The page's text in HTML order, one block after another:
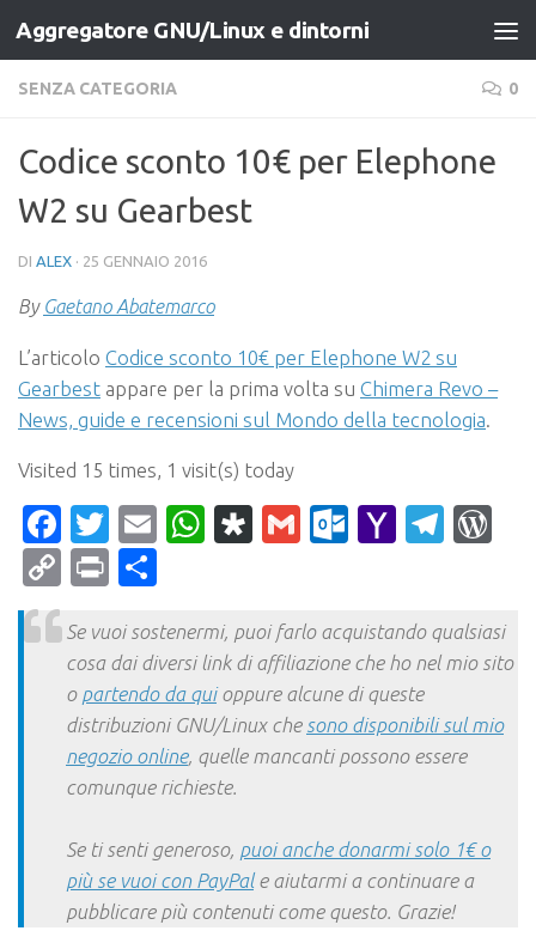
Salta al contenuto
Aggregatore GNU/Linux e dintorni
SENZA CATEGORIA 0
Codice sconto 10€ per Elephone
W2 su Gearbest
DI ALEX · 25 GENNAIO 2016
By Gaetano Abatemarco
L’articolo Codice sconto 10€ per Elephone W2 su
Gearbest appare per la prima volta su Chimera Revo –
News, guide e recensioni sul Mondo della tecnologia
Visited 15 times, 1 visit(s) today
Facebook
Twitter
EmailWhatsApp
Diaspora
Gmail Yahoo
CopyPrint
Se vuoi sostenermi, puoi farlo acquistando qualsiasi
cosa dai diversi link di affiliazione che ho nel mio sito
o partendo da quioppure alcune di queste
distribuzioni GNU/Linux che sono disponibili sul mio
negozio online, quelle mancanti possono essere
comunque richieste.
Se ti senti generoso, puoi anche donarmi solo 1€ o
più se vuoi con PayPale aiutarmi a continuare a
pubblicare più contenuti come questo. Grazie!